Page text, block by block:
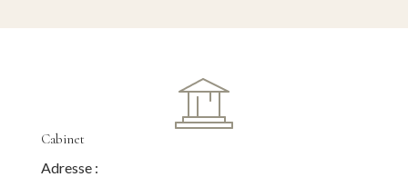
Cabinet
Adresse :